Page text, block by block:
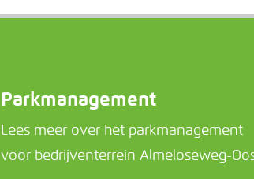
Parkmanagement
Lees meer over het parkmanagement
voor bedrijventerrein Almeloseweg-